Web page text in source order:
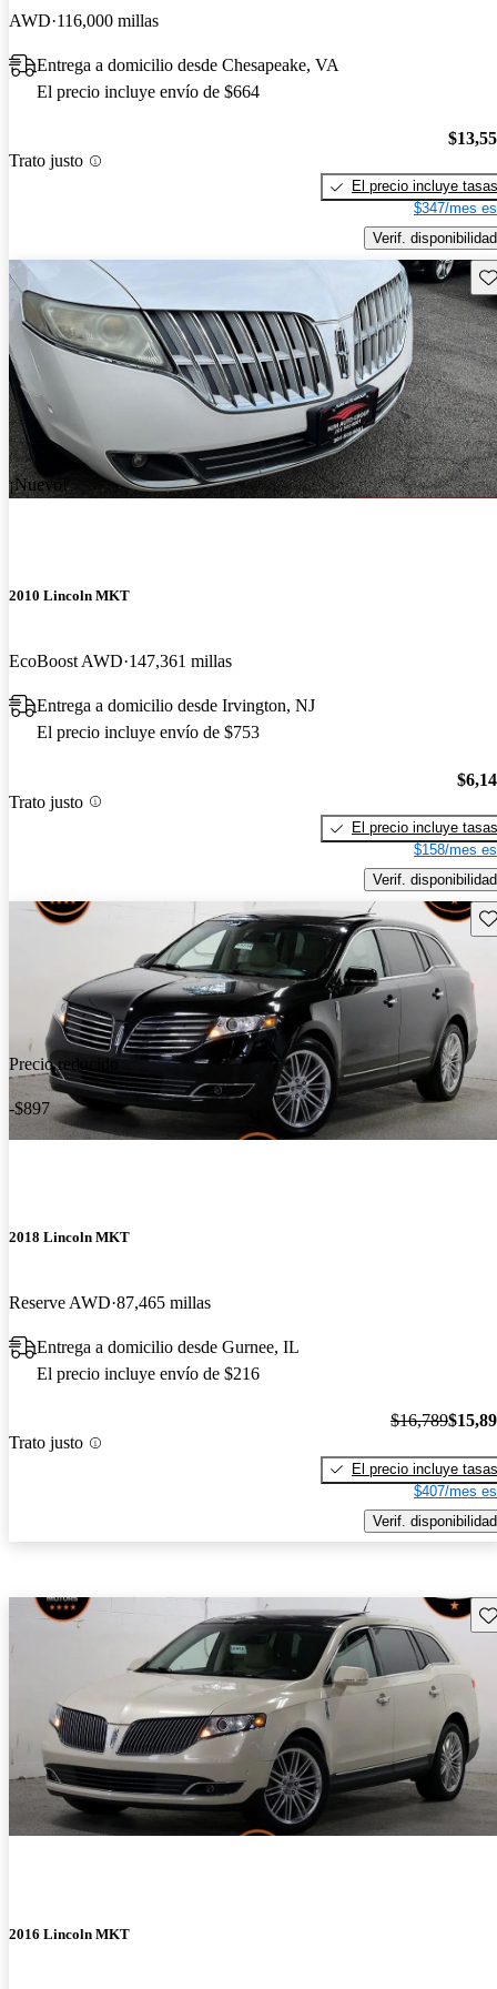
AWD 116,000 millas
Entrega a domicilio desde Chesapeake, VA
El precio incluye envío de $664
Trato justo
El precio incluye tasas
$347/mes
Verif. disponibilidad
¡Nuevo!
2010 Lincoln MKT
EcoBoost AWD 147,361 millas
Entrega a domicilio desde Irvington, NJ
El precio incluye envío de $753
Trato justo
El precio incluye tasas
$158/mes
Verif. disponibilidad
Precio reducido
-$897
2018 Lincoln MKT
Reserve AWD 87,465 millas
Entrega a domicilio desde Gurnee, IL
El precio incluye envío de $216
Trato justo
$16,789
El precio incluye tasas
$407/mes
Verif. disponibilidad
2016 Lincoln MKT